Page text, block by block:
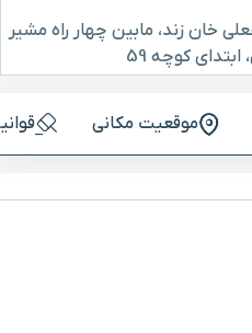
خان زند، مابین چهار راه مشیر
کوچه 59
موقعیت مکانی